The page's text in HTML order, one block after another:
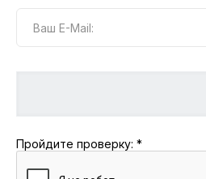
Пройдите проверку: *